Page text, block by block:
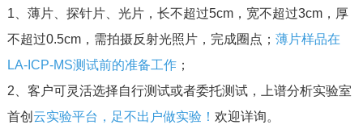
1、薄片、探针片、光片，长不超过5cm，宽不超过3cm，厚
不超过0.5cm，需拍摄反射光照片，完成圈点； 薄片样品在
LA-ICP-MS测试前的准备工作；
2、客户可灵活选择自行测试或者委托测试，上谱分析实验室
首创 云实验平台，足不出户做实验！ 欢迎详询。